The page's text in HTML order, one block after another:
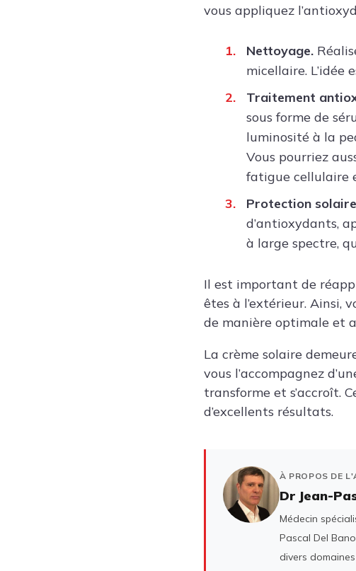
vous appliquez
Nettoyage.
micellaire. L’idée
Traitement
sous forme de
luminosité à la
Vous pourriez
fatigue cellulaire
Protection
d’antioxydants,
à large spectre,
Il est important de
êtes à l’extérieur. Ainsi,
de manière optimale et
La crème solaire
vous l’accompagnez
transforme et s’accroît.
d’excellents résultats.
À PROPOS DE
Dr Jean-
Médecin
Pascal Del
divers